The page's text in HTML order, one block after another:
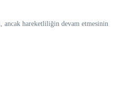
ancak hareketliliğin devam etmesinin